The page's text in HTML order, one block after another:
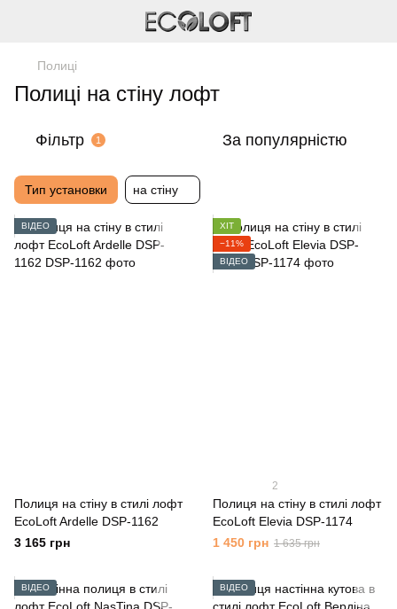
Полиці
Полиці на стіну лофт
Фільтр 1 За популярністю
Тип установки на стіну
ВІДЕО
Полиця на стіну в стилі лофт
EcoLoft Ardelle DSP-1162
3 165 грн
ХІТ
−11%
ВІДЕО
2
Полиця на стіну в стилі лофт
EcoLoft Elevia DSP-1174
1 450 грн 1 635 грн
ВІДЕО ВІДЕО